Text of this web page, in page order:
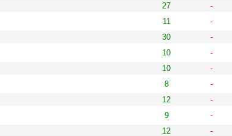
27 -
11 -
30 -
10 -
10 -
8 -
12 -
9 -
12 -